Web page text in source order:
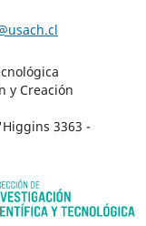
y Creación
3363 -